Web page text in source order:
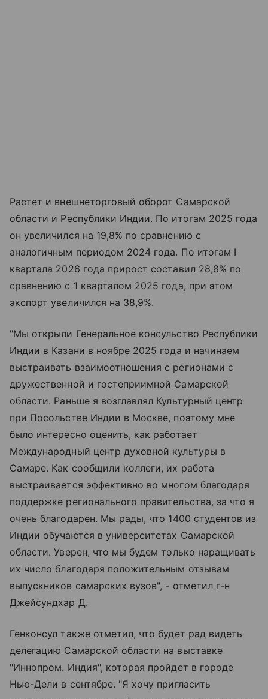
Растет и внешнеторговый оборот Самарской
области и Республики Индии. По итогам 2025 года
он увеличился на 19,8% по сравнению с
аналогичным периодом 2024 года. По итогам I
квартала 2026 года прирост составил 28,8% по
сравнению с 1 кварталом 2025 года, при этом
экспорт увеличился на 38,9%.
"Мы открыли Генеральное консульство Республики
Индии в Казани в ноябре 2025 года и начинаем
выстраивать взаимоотношения с регионами с
дружественной и гостеприимной Самарской
области. Раньше я возглавлял Культурный центр
при Посольстве Индии в Москве, поэтому мне
было интересно оценить, как работает
Международный центр духовной культуры в
Самаре. Как сообщили коллеги, их работа
выстраивается эффективно во многом благодаря
поддержке регионального правительства, за что я
очень благодарен. Мы рады, что 1400 студентов из
Индии обучаются в университетах Самарской
области. Уверен, что мы будем только наращивать
их число благодаря положительным отзывам
выпускников самарских вузов", - отметил г-н
Джейсундхар Д.
Генконсул также отметил, что будет рад видеть
делегацию Самарской области на выставке
"Иннопром. Индия", которая пройдет в городе
Нью-Дели в сентябре. "Я хочу пригласить